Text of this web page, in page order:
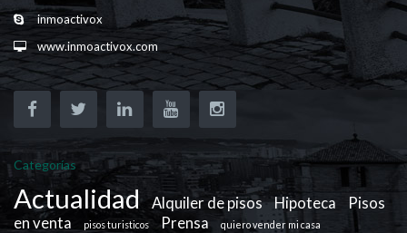
inmoactivox
www.inmoactivox.com
Categorías
Actualidad Alquiler de pisos Hipoteca
Pisos
en venta
pisos turisticos Prensa quiero vender mi casa